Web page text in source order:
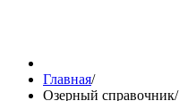
Главная/
Озерный справочник/